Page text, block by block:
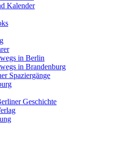
Kalender
in Berlin
in Brandenburg
Spaziergänge
Geschichte